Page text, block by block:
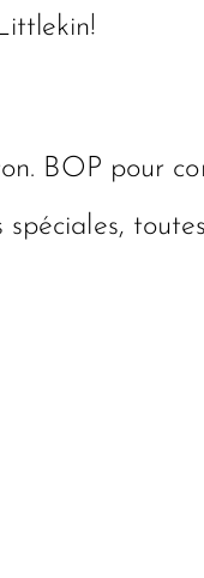
BOP pour